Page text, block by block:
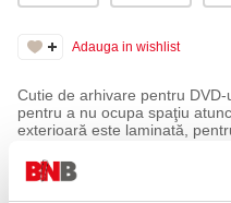
Adauga in wishlist
Cutie de arhivare pentru
pentru a nu ocupa spaţiu
exterioară este laminată,
pentru birou.